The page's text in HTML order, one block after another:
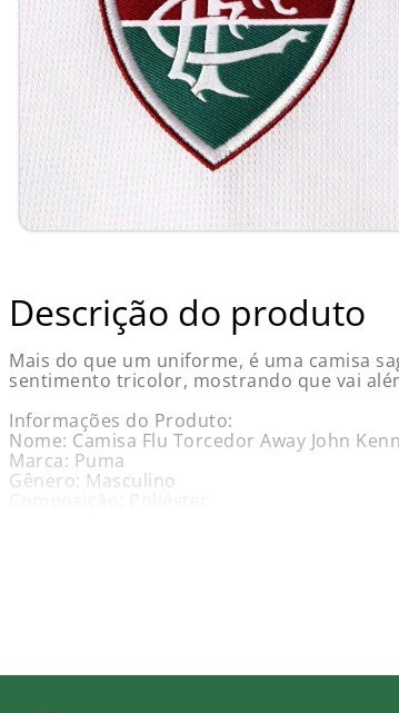
Descrição do produto
Mais do que um uniforme, é uma camisa
sentimento tricolor, mostrando que vai
Informações do Produto:
Nome: Camisa Flu Torcedor Away John
Marca: Puma
Gênero: Masculino
Obs.: Não aceitamos troca, cancelamento
Características e Benefícios: